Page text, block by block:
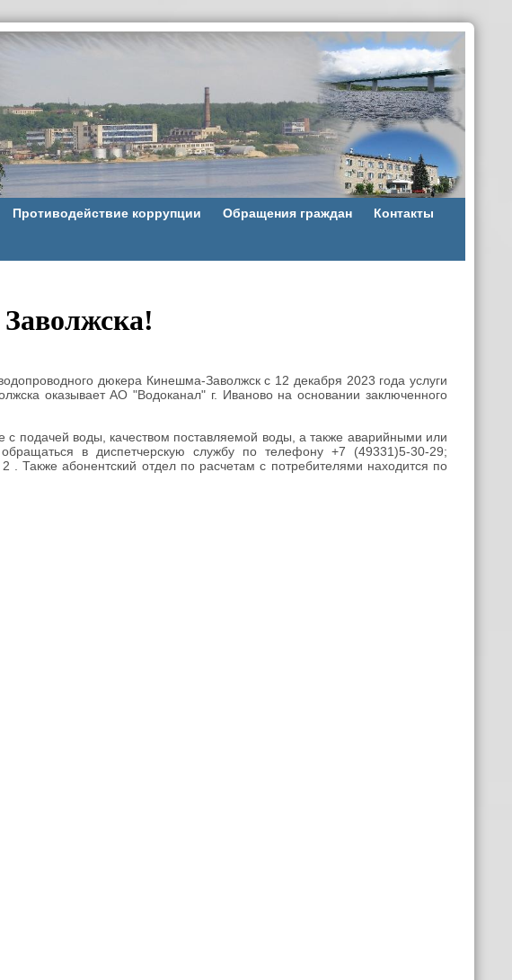
Противодействие коррупции Обращения граждан Контакты
дюкера Кинешма-Заволжск с 12 декабря 2023 года услуги
оказывает АО "Водоканал" г. Иваново на основании заключенного
подачей воды, качеством поставляемой воды, а также аварийными или
в диспетчерскую службу по телефону +7 (49331)5-30-29;
Также абонентский отдел по расчетам с потребителями находится по